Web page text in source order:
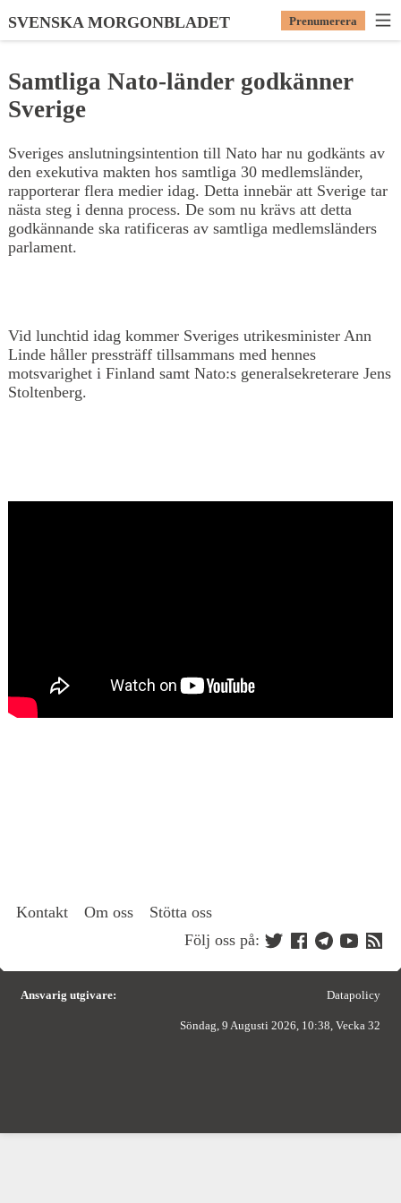
SVENSKA MORGONBLADET Prenumerera
Samtliga Nato-länder godkänner
Sverige
Sveriges anslutningsintention till Nato har nu godkänts av
den exekutiva makten hos samtliga 30 medlemsländer,
rapporterar flera medier idag. Detta innebär att Sverige tar
nästa steg i denna process. De som nu krävs att detta
godkännande ska ratificeras av samtliga medlemsländers
parlament.
Vid lunchtid idag kommer Sveriges utrikesminister Ann
Linde håller pressträff tillsammans med hennes
motsvarighet i Finland samt Nato:s generalsekreterare Jens
Stoltenberg.
Kontakt Om oss
Stötta oss
Följ oss på:
Ansvarig utgivare: Datapolicy
Söndag, 9 Augusti 2026, 10:38, Vecka 32